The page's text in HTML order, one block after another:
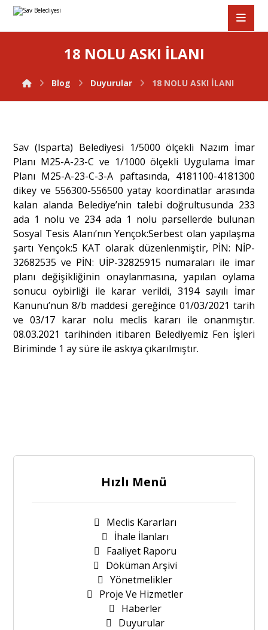
18 NOLU ASKI İLANI
Blog Duyurular 18 NOLU ASKI İLANI
Sav (Isparta) Belediyesi 1/5000 ölçekli Nazım İmar
Planı M25-A-23-C ve 1/1000 ölçekli Uygulama İmar
Planı M25-A-23-C-3-A paftasında, 4181100-4181300
dikey ve 556300-556500 yatay koordinatlar arasında
kalan alanda Belediye’nin talebi doğrultusunda 233
ada 1 nolu ve 234 ada 1 nolu parsellerde bulunan
Sosyal Tesis Alanı’nın Yençok:Serbest olan yapılaşma
şartı Yençok:5 KAT olarak düzenlenmiştir, PİN: NİP-
32682535 ve PİN: UİP-32825915 numaraları ile imar
planı değişikliğinin onaylanmasına, yapılan oylama
sonucu oybirliği ile karar verildi, 3194 sayılı İmar
Kanunu’nun 8/b maddesi gereğince 01/03/2021 tarih
ve 03/17 karar nolu meclis kararı ile onanmıştır.
08.03.2021 tarihinden itibaren Belediyemiz Fen İşleri
Biriminde 1 ay süre ile askıya çıkarılmıştır.
Hızlı Menü
Meclis Kararları
İhale İlanları
Faaliyet Raporu
Döküman Arşivi
Yönetmelikler
Proje Ve Hizmetler
Haberler
Duyurular